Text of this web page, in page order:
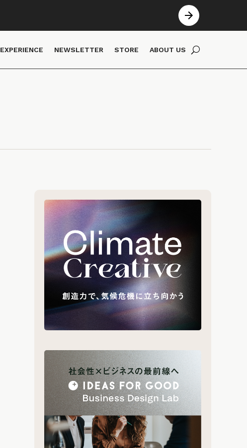
EXPERIENCE NEWSLETTER STORE ABOUT US